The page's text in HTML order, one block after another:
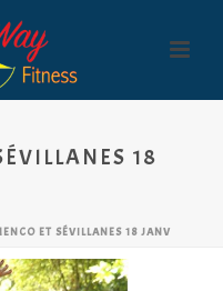
18
ET SÉVILLANES 18 JANV